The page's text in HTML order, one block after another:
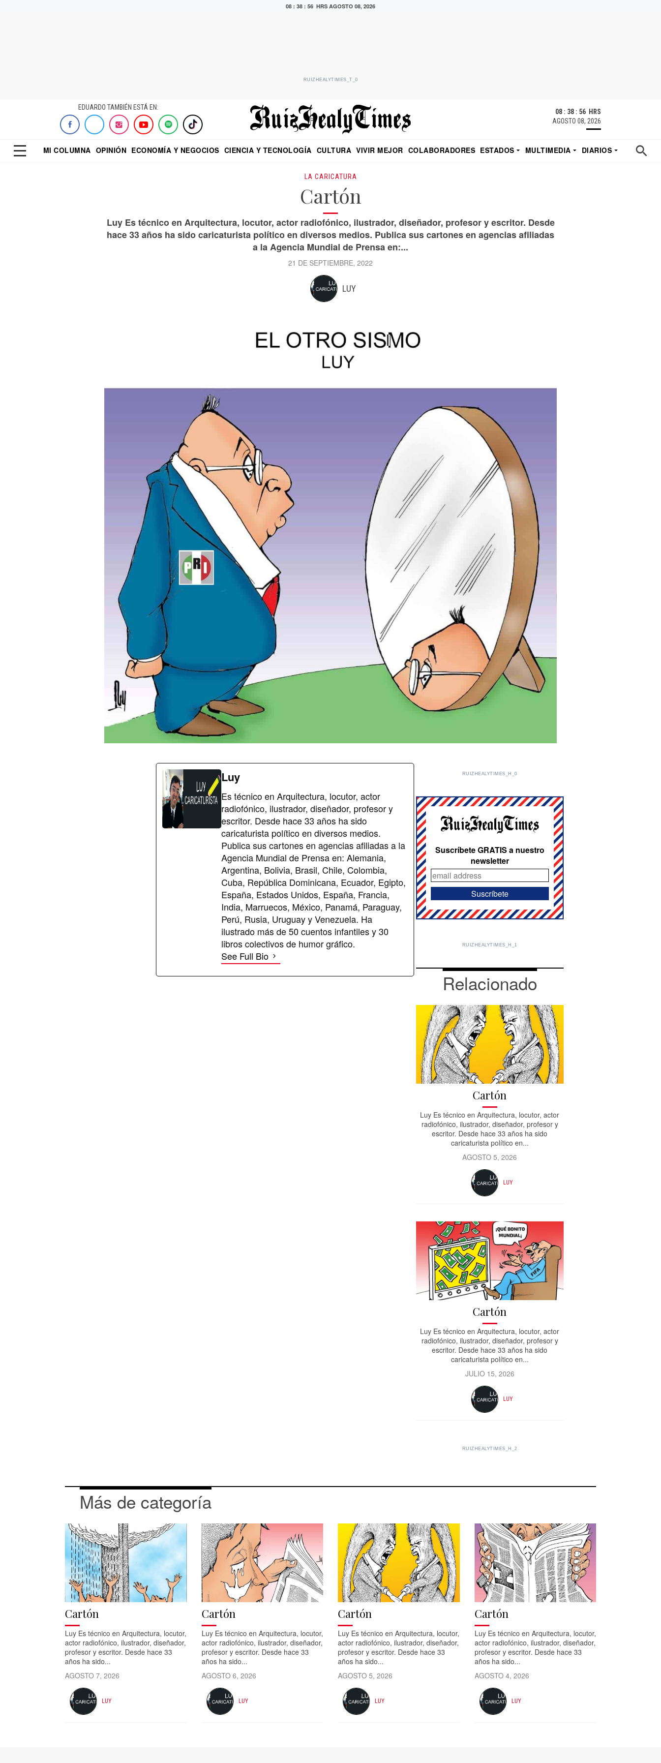
08 : 38 : 57 HRS AGOSTO 08, 2026
RUIZHEALYTIMES_T_0
EDUARDO TAMBIÉN ESTÁ EN:
08 : 38 : 57 HRS
AGOSTO 08, 2026
MI COLUMNA OPINIÓN ECONOMÍA Y NEGOCIOS CIENCIA Y TECNOLOGÍA CULTURA VIVIR MEJOR COLABORADORES ESTADOS MULTIMEDIA
DIARIOS
LA CARICATURA
Cartón
Luy Es técnico en Arquitectura, locutor, actor radiofónico, ilustrador, diseñador, profesor y escritor. Desde
hace 33 años ha sido caricaturista político en diversos medios. Publica sus cartones en agencias afiliadas
a la Agencia Mundial de Prensa en:...
21 DE SEPTIEMBRE, 2022
LUY
Luy
Es técnico en Arquitectura, locutor, actor
radiofónico, ilustrador, diseñador, profesor y
escritor. Desde hace 33 años ha sido
caricaturista político en diversos medios.
Publica sus cartones en agencias afiliadas a la
Agencia Mundial de Prensa en: Alemania,
Argentina, Bolivia, Brasil, Chile, Colombia,
Cuba, República Dominicana, Ecuador, Egipto,
España, Estados Unidos, España, Francia,
India, Marruecos, México, Panamá, Paraguay,
Perú, Rusia, Uruguay y Venezuela. Ha
ilustrado más de 50 cuentos infantiles y 30
libros colectivos de humor gráfico.
See Full Bio
RUIZHEALYTIMES_H_0
Suscríbete GRATIS a nuestro
newsletter
RUIZHEALYTIMES_H_1
Relacionado
Cartón
Luy Es técnico en Arquitectura, locutor, actor
radiofónico, ilustrador, diseñador, profesor y
escritor. Desde hace 33 años ha sido
caricaturista político en...
AGOSTO 5, 2026
LUY
Cartón
Luy Es técnico en Arquitectura, locutor, actor
radiofónico, ilustrador, diseñador, profesor y
escritor. Desde hace 33 años ha sido
caricaturista político en...
JULIO 15, 2026
LUY
RUIZHEALYTIMES_H_2
Más de categoría
Cartón
Luy Es técnico en Arquitectura, locutor,
actor radiofónico, ilustrador, diseñador,
profesor y escritor. Desde hace 33
años ha sido...
AGOSTO 7, 2026
LUY
Cartón
Luy Es técnico en Arquitectura, locutor,
actor radiofónico, ilustrador, diseñador,
profesor y escritor. Desde hace 33
años ha sido...
AGOSTO 6, 2026
LUY
Cartón
Luy Es técnico en Arquitectura, locutor,
actor radiofónico, ilustrador, diseñador,
profesor y escritor. Desde hace 33
años ha sido...
AGOSTO 5, 2026
LUY
Cartón
Luy Es técnico en Arquitectura, locutor,
actor radiofónico, ilustrador, diseñador,
profesor y escritor. Desde hace 33
años ha sido...
AGOSTO 4, 2026
LUY